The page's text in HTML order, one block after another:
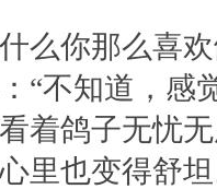
么你那么喜
“不知道，感
着鸽子无忧
里也变得舒